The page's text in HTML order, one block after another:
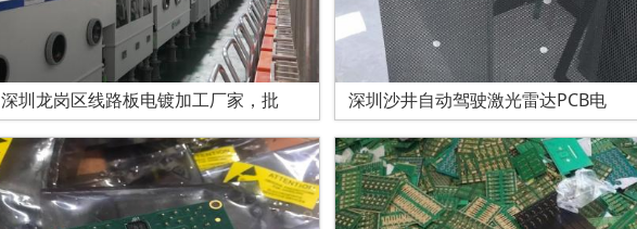
深圳龙岗区线路板电镀加工厂家，批 深圳沙井自动驾驶激光雷达PCB电